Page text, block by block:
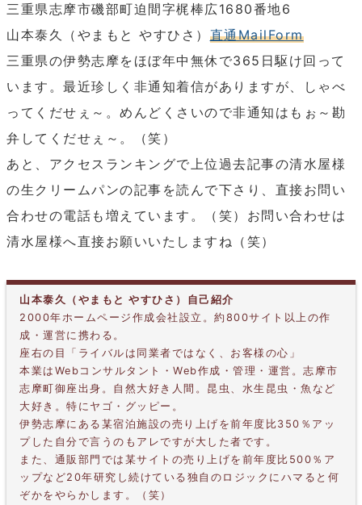
三重県志摩市磯部町迫間字梶棒広1680番地6
山本泰久（やまもと やすひさ） 直通MailForm
三重県の伊勢志摩をほぼ年中無休で365日駆け回って
います。最近珍しく非通知着信がありますが、しゃべ
ってくだせぇ～。めんどくさいので非通知はもぉ～勘
弁してくだせぇ～。（笑）
あと、アクセスランキングで上位過去記事の清水屋様
の生クリームパンの記事を読んで下さり、直接お問い
合わせの電話も増えています。（笑）お問い合わせは
清水屋様へ直接お願いいたしますね（笑）
山本泰久（やまもと やすひさ）自己紹介
2000年ホームページ作成会社設立。約800サイト以上の作
成・運営に携わる。
座右の目「ライバルは同業者ではなく、お客様の心」
本業はWebコンサルタント・Web作成・管理・運営。志摩市
志摩町御座出身。自然大好き人間。昆虫、水生昆虫・魚など
大好き。特にヤゴ・グッピー。
伊勢志摩にある某宿泊施設の売り上げを前年度比350％アッ
プした自分で言うのもアレですが大した者です。
また、通販部門では某サイトの売り上げを前年度比500％ア
ップなど20年研究し続けている独自のロジックにハマると何
ぞかをやらかします。（笑）